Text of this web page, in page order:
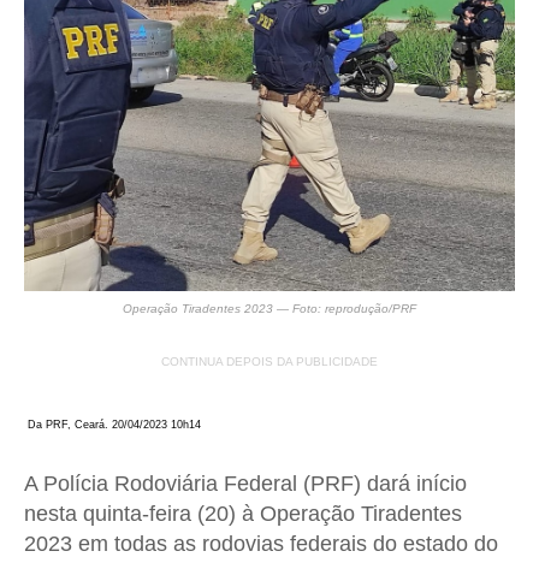
Operação Tiradentes 2023 — Foto: reprodução/PRF
CONTINUA DEPOIS DA PUBLICIDADE
Da PRF, Ceará. 20/04/2023 10h14
A Polícia Rodoviária Federal (PRF) dará início
nesta quinta-feira (20) à Operação Tiradentes
2023 em todas as rodovias federais do estado do